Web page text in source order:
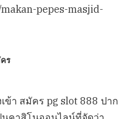
pepes-masjid-
ร
ข้า สมัคร pg slot 888 ปาก